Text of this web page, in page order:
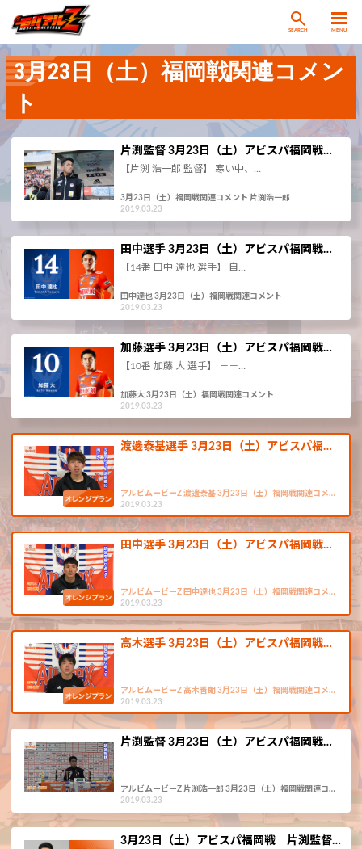
SEARCH MENU
3月23日（土）福岡戦関連コメン
ト
片渕監督 3月23日（土）アビスパ福岡戦…
【片渕 浩一郎 監督】 寒い中、…
3月23日（土）福岡戦関連コメント 片渕浩一郎
2019.03.23
田中選手 3月23日（土）アビスパ福岡戦…
【14番 田中 達也 選手】 自…
田中達也 3月23日（土）福岡戦関連コメント
2019.03.23
加藤選手 3月23日（土）アビスパ福岡戦…
【10番 加藤 大 選手】 －－…
加藤大 3月23日（土）福岡戦関連コメント
2019.03.23
渡邊泰基選手 3月23日（土）アビスパ福…
アルビムービーZ 渡邊泰基 3月23日（土）福岡戦関連コメ…
2019.03.23
田中選手 3月23日（土）アビスパ福岡戦…
アルビムービーZ 田中達也 3月23日（土）福岡戦関連コメ…
2019.03.23
高木選手 3月23日（土）アビスパ福岡戦…
アルビムービーZ 高木善朗 3月23日（土）福岡戦関連コメ…
2019.03.23
片渕監督 3月23日（土）アビスパ福岡戦…
アルビムービーZ 片渕浩一郎 3月23日（土）福岡戦関連コ…
2019.03.23
3月23日（土）アビスパ福岡戦 片渕監督…